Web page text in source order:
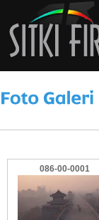
086-00-0001